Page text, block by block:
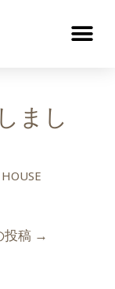
まし
投稿 →